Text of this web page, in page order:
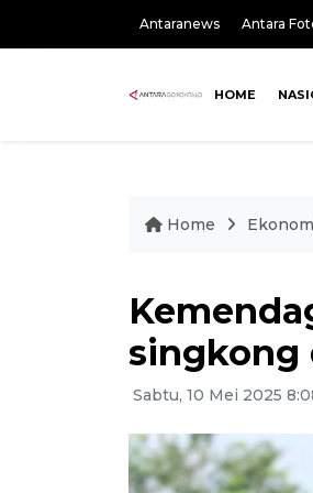
Antaranews Antara
HOME
Home
singkong
Sabtu, 10 Mei 2025